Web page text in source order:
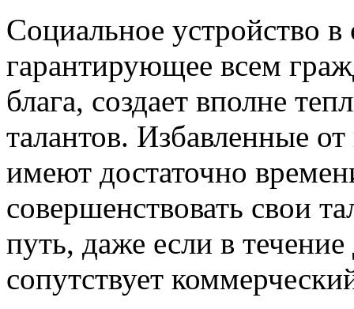
Социальное устройство в
гарантирующее всем
блага, создает вполне
талантов. Избавленные
имеют достаточно
совершенствовать свои
путь, даже если в
сопутствует